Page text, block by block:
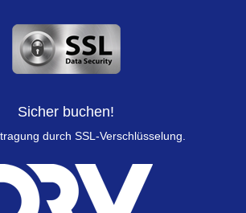
Sicher buchen!
durch SSL-Verschlüsselung.